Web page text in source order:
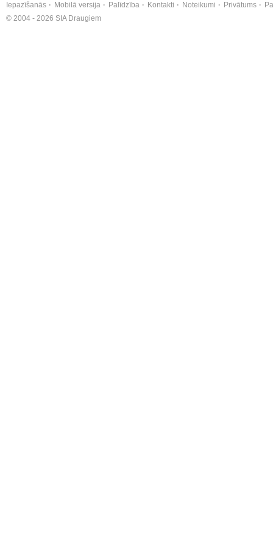
Iepazīšanās Mobilā versija Palīdzība Kontakti Noteikumi Privātums
© 2004 - 2026 SIA Draugiem